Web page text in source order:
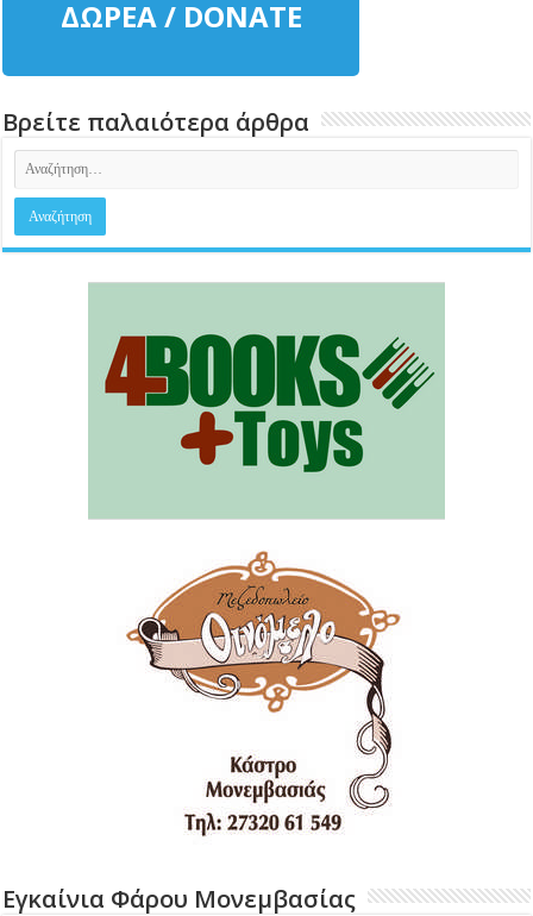
ΔΩΡΕΑ / DONATE
Βρείτε παλαιότερα άρθρα
Εγκαίνια Φάρου Μονεμβασίας